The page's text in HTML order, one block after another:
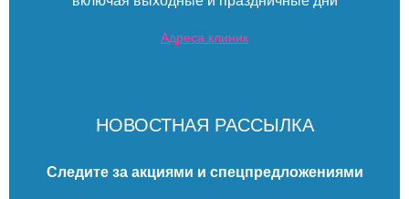
Адреса клиник
НОВОСТНАЯ РАССЫЛКА
Следите за акциями и спецпредложениями